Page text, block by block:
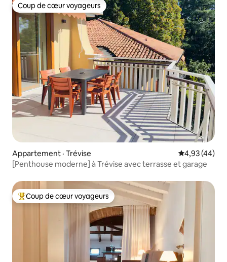
Coup de cœur voyageurs
Coup de cœur voyageurs
Appartement · Trévise Note
4,93 (44)
[Penthouse moderne] à Trévise avec terrasse et garage
Coup de cœur voyageurs parmi les plus aimés
Coup de cœur voyageurs